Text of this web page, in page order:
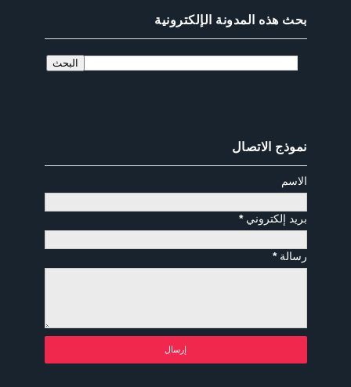
بحث هذه المدونة الإلكترونية
نموذج الاتصال
الاسم
بريد إلكتروني*
رسالة*